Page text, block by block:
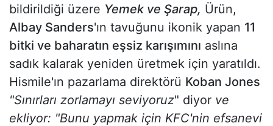
bildirildiği üzere Yemek ve Şarap, Ürün,
Albay Sanders'ın tavuğunu ikonik yapan 11
bitki ve baharatın eşsiz karışımını aslına
sadık kalarak yeniden üretmek için yaratıldı.
Hismile'ın pazarlama direktörü Koban Jones
"Sınırları zorlamayı seviyoruz" diyor ve
ekliyor: "Bunu yapmak için KFC'nin efsanevi